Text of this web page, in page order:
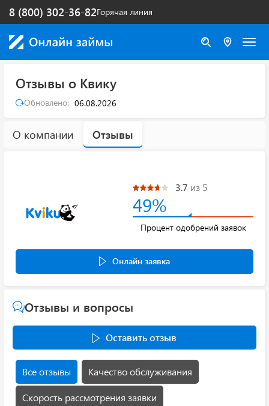
Горячая линия
8 (800) 302-36-82
Отзывы о Квику
Обновлено: 06.08.2026
О компании Отзывы
3.7 из 5
49%
Процент одобрений заявок
Онлайн заявка
Отзывы и вопросы
Оставить отзыв
Все отзывы Качество обслуживания
Скорость рассмотрения заявки